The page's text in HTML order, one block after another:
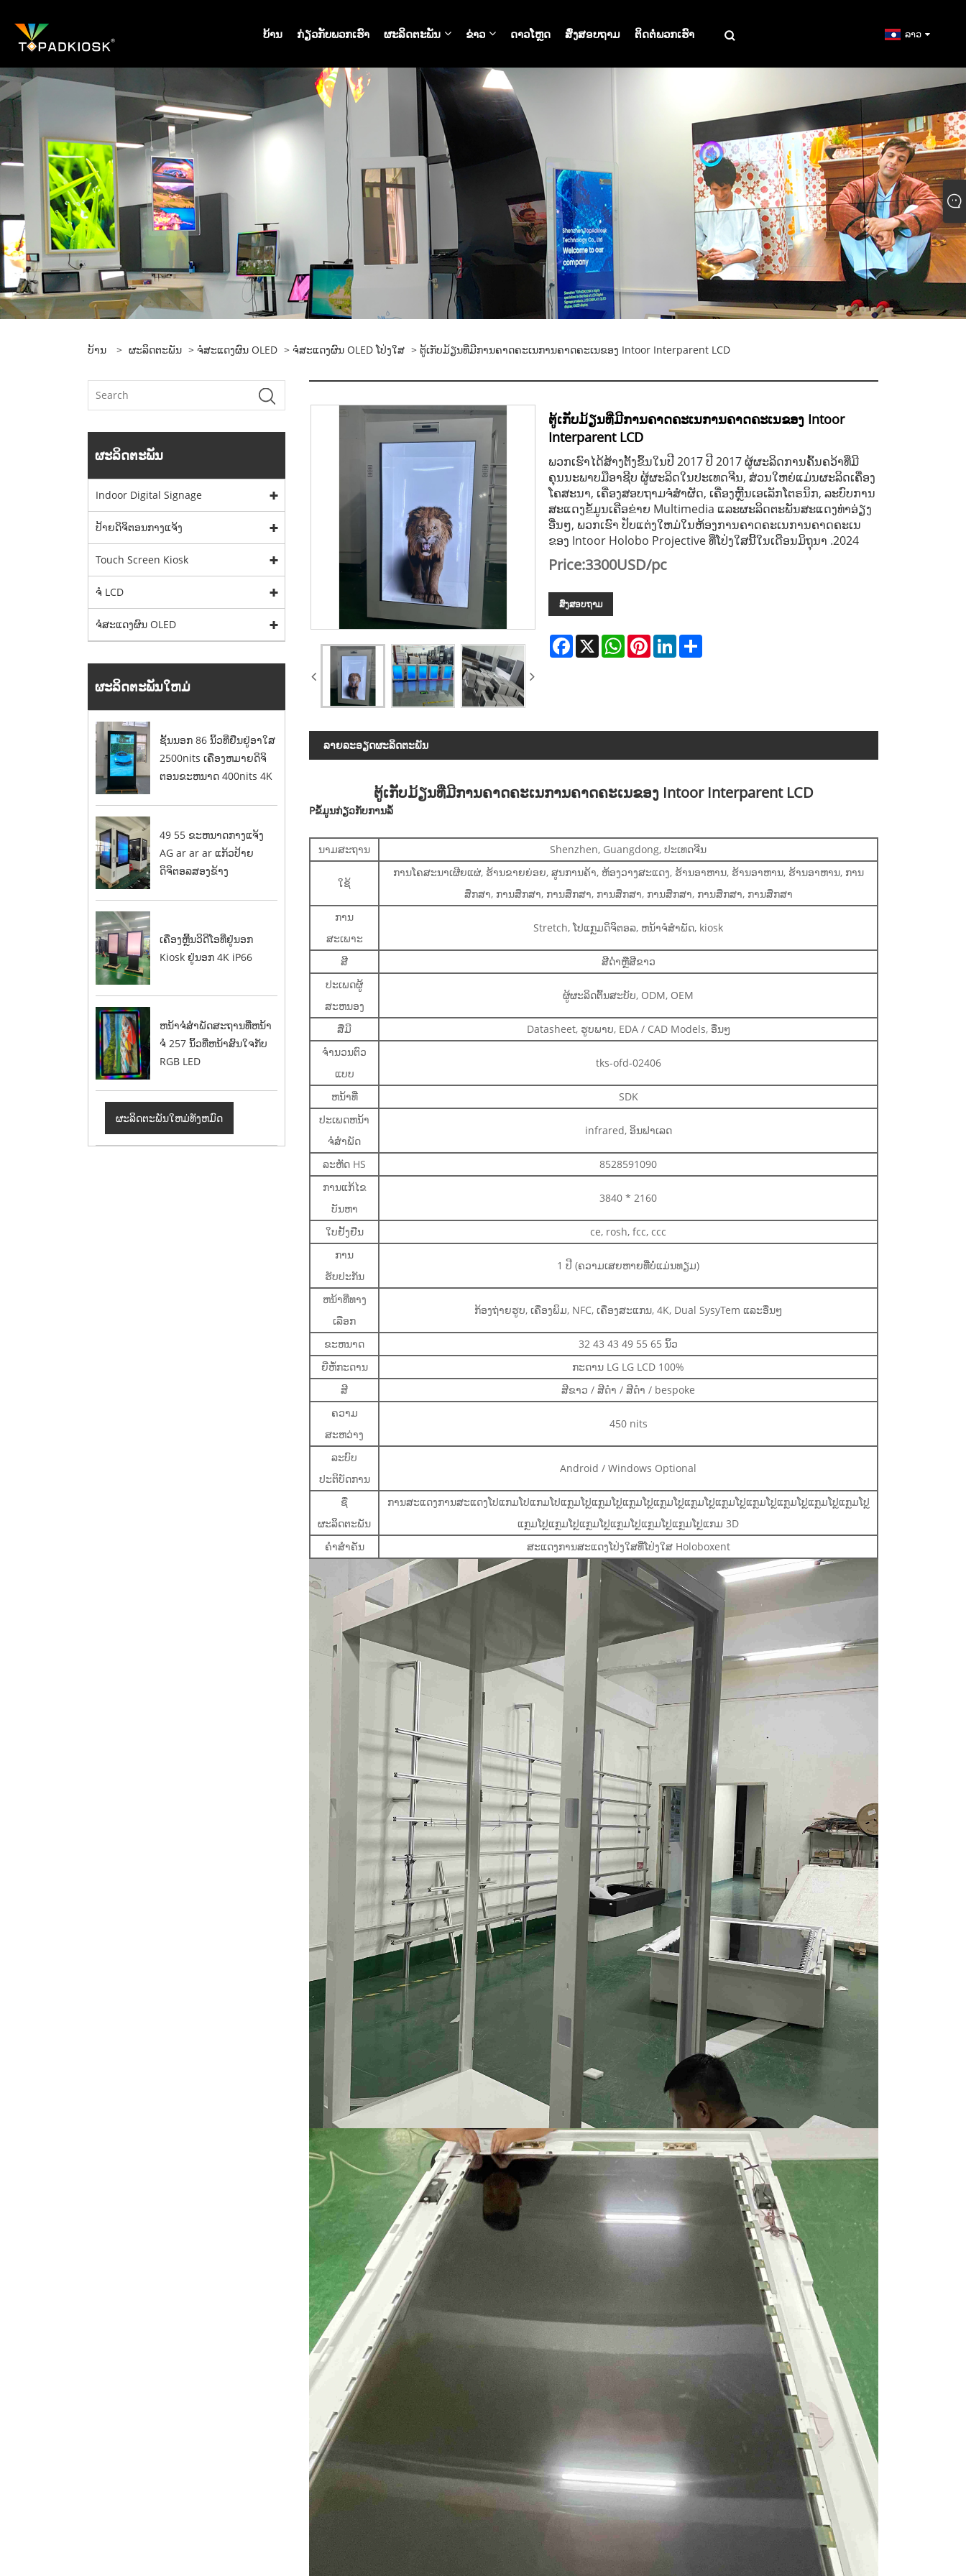
ບ້ານ ກ່ຽວກັບພວກເຮົາ ຜະລິດຕະພັນ ຂ່າວ ດາວໂຫຼດ ສົ່ງສອບຖາມ ຕິດຕໍ່ພວກເຮົາ ລາວ
ບ້ານ > ຜະລິດຕະພັນ > ຈໍສະແດງຜົນ OLED > ຈໍສະແດງຜົນ OLED ໂປ່ງໃສ > ຕູ້ເກັບມ້ຽນທີ່ມີການຄາດຄະເນການຄາດຄະເນຂອງ Intoor Interparent LCD
ຜະລິດຕະພັນ
Indoor Digital Signage
ປ້າຍດິຈິຕອນກາງແຈ້ງ
Touch Screen Kiosk
ຈໍ LCD
ຈໍສະແດງຜົນ OLED
ຜະລິດຕະພັນໃຫມ່
ຊັ້ນນອກ 86 ນິ້ວທີ່ຢືນຢູ່ອາໃສ
2500nits ເຄື່ອງຫມາຍດິຈິ
ຕອນຂະຫນາດ 400nits 4K
49 55 ຂະຫນາດກາງແຈ້ງ
AG ar ar ar ແກ້ວປ້າຍ
ດິຈິຕອລສອງຂ້າງ
ເຄື່ອງຫຼີ້ນວິດີໂອທີ່ຢູ່ນອກ
Kiosk ຢູ່ນອກ 4K iP66
ຫນ້າຈໍສໍາພັດສະຖານທີ່ຫນ້າ
ຈໍ 257 ນິ້ວທີ່ຫນ້າສົນໃຈກັບ
RGB LED
ຜະລິດຕະພັນໃຫມ່ທັງຫມົດ
ຕູ້ເກັບມ້ຽນທີ່ມີການຄາດຄະເນການຄາດຄະເນຂອງ Intoor
Interparent LCD
ພວກເຮົາໄດ້ສ້າງຕັ້ງຂຶ້ນໃນປີ 2017 ປີ 2017 ຜູ້ຜະລິດການຄົ້ນຄວ້າທີ່ມີ
ຄຸນນະພາບມືອາຊີບ ຜູ້ຜະລິດໃນປະເທດຈີນ, ສ່ວນໃຫຍ່ແມ່ນຜະລິດເຄື່ອງ
ໂຄສະນາ, ເຄື່ອງສອບຖາມຈໍສໍາຜັດ, ເຄື່ອງຫຼີ້ນເອເລັກໂຕຣນິກ, ລະບົບການ
ສະແດງຂໍ້ມູນເຄືອຂ່າຍ Multimedia ແລະຜະລິດຕະພັນສະແດງທ່າອ່ຽງ
ອື່ນໆ, ພວກເຮົາ ປັບແຕ່ງໃຫມ່ໃນຫ້ອງການຄາດຄະເນການຄາດຄະເນ
ຂອງ Intoor Holobo Projective ທີ່ໂປ່ງໃສນີ້ໃນເດືອນມິຖຸນາ .2024
Price:3300USD/pc
ສົ່ງສອບຖາມ
Facebook
X WhatsAppPinterestLinkedInShare
ລາຍ​ລະ​ອຽດ​ຜະ​ລິດ​ຕະ​ພັນ
ຕູ້ເກັບມ້ຽນທີ່ມີການຄາດຄະເນການຄາດຄະເນຂອງ Intoor Interparent LCD
Pຂໍ້ມູນກ່ຽວກັບການລໍ້
ນາມສະຖານ Shenzhen, Guangdong, ປະເທດຈີນ
ໃຊ້
ການໂຄສະນາເຜີຍແຜ່, ຮ້ານຂາຍຍ່ອຍ, ສູນການຄ້າ, ຫ້ອງວາງສະແດງ, ຮ້ານອາຫານ, ຮ້ານອາຫານ, ຮ້ານອາຫານ, ການ
ສຶກສາ, ການສຶກສາ, ການສຶກສາ, ການສຶກສາ, ການສຶກສາ, ການສຶກສາ, ການສຶກສາ
ການ
ສະເພາະ
Stretch, ໂປແກຼມດິຈິຕອລ, ຫນ້າຈໍສໍາພັດ, kiosk
ສີ
ສີດໍາຫຼືສີຂາວ
ປະເພດຜູ້
ສະຫນອງ
ຜູ້ຜະລິດຕົ້ນສະບັບ, ODM, OEM
ສື່ມີ
Datasheet, ຮູບພາບ, EDA / CAD Models, ອື່ນໆ
ຈໍານວນຕົວ
ແບບ
tks-ofd-02406
ຫນ້າທີ່
SDK
ປະເພດຫນ້າ
ຈໍສໍາພັດ
infrared, ອິນຟາເລດ
ລະຫັດ HS
8528591090
ການແກ້ໄຂ
ບັນຫາ
3840 * 2160
ໃບຢັ້ງຢືນ
ce, rosh, fcc, ccc
ການ
ຮັບປະກັນ
1 ປີ (ຄວາມເສຍຫາຍທີ່ບໍ່ແມ່ນທຽມ)
ຫນ້າທີ່ທາງ
ເລືອກ
ກ້ອງຖ່າຍຮູບ, ເຄື່ອງພິມ, NFC, ເຄື່ອງສະແກນ, 4K, Dual SysyTem ແລະອື່ນໆ
ຂະຫນາດ
32 43 43 49 55 65 ນິ້ວ
ຍີ່ຫໍ້ກະດານ
ກະດານ LG LG LCD 100%
ສີ
ສີຂາວ / ສີດໍາ / ສີດໍາ / bespoke
ຄວາມ
ສະຫວ່າງ
450 nits
ລະບົບ
ປະຕິບັດການ
Android / Windows Optional
ຊື່
ຜະລິດຕະພັນ
ການສະແດງການສະແດງໂປແກມໂປແກມໂປແກຼມໂປຼແກຼມໂປຼແກຼມໂປຼແກຼມໂປຼແກຼມໂປຼແກຼມໂປຼແກຼມໂປຼແກຼມໂປຼແກຼມໂປຼແກຼມໂປຼ
ແກຼມໂປຼແກຼມໂປຼແກຼມໂປຼແກຼມໂປຼແກຼມໂປຼແກຼມໂປຼແກມ 3D
ຄໍາສໍາຄັນ
ສະແດງການສະແດງໂປ່ງໃສທີ່ໂປ່ງໃສ Holoboxent